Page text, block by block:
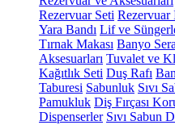
Rezervuar Seti Rezervuar
Yara Bandı Lif ve
Tırnak Makası Banyo
Aksesuarları Tuvalet ve
Kağıtlık Seti Duş Rafı
Taburesi Sabunluk Sıvı
Pamukluk Diş Fırçası
Dispenserler Sıvı Sabun